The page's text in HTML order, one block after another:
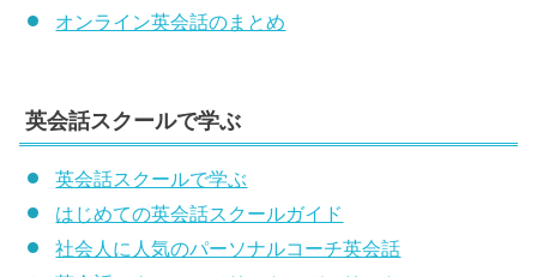
オンライン英会話のまとめ
英会話スクールで学ぶ
英会話スクールで学ぶ
はじめての英会話スクールガイド
社会人に人気のパーソナルコーチ英会話